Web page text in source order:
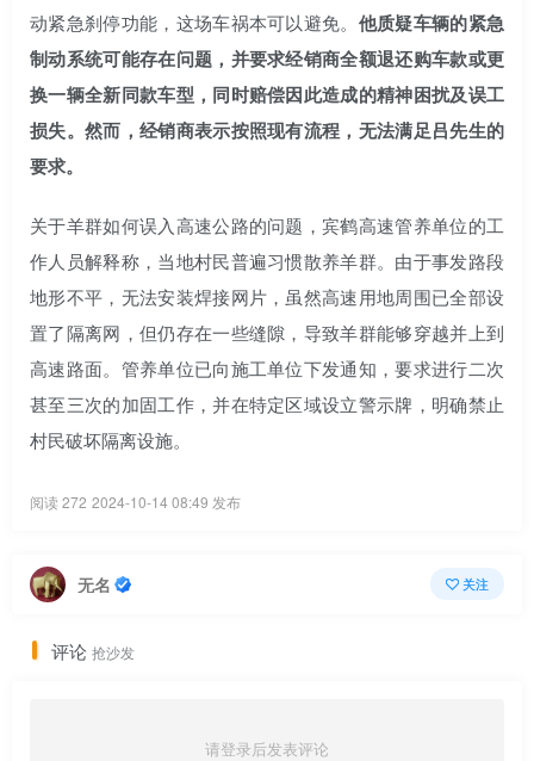
动紧急刹停功能，这场车祸本可以避免。 他质疑车辆的紧急
制动系统可能存在问题，并要求经销商全额退还购车款或更
换一辆全新同款车型，同时赔偿因此造成的精神困扰及误工
损失。然而，经销商表示按照现有流程，无法满足吕先生的
要求。
关于羊群如何误入高速公路的问题，宾鹤高速管养单位的工
作人员解释称，当地村民普遍习惯散养羊群。由于事发路段
地形不平，无法安装焊接网片，虽然高速用地周围已全部设
置了隔离网，但仍存在一些缝隙，导致羊群能够穿越并上到
高速路面。管养单位已向施工单位下发通知，要求进行二次
甚至三次的加固工作，并在特定区域设立警示牌，明确禁止
村民破坏隔离设施。
阅读 272 2024-10-14 08:49 发布
无名 关注
评论 抢沙发
请登录后发表评论